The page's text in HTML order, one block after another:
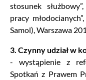
stosunek
pracy
Samol), Warszawa
3. Czynny udział w
- wystąpienie z
Spotkań z Prawem